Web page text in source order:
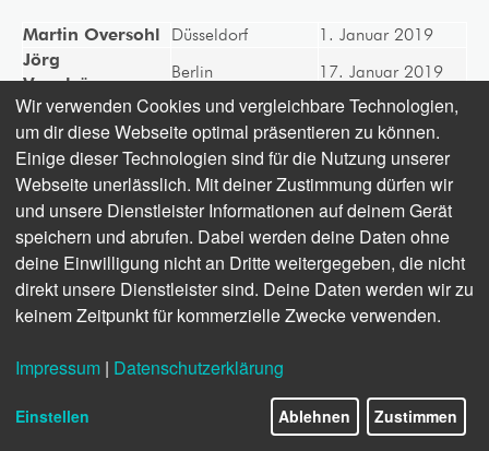
Martin Oversohl Düsseldorf
1. Januar 2019
Jörg
Vogelsänger
Berlin
17. Januar 2019
Elena-Wassilewa
Lalowa
1. April 2019
Jutta Steinhoff
Berlin
1. Mai 2019
Andrea
Barthelemy
Berlin
1. Juni 2019
Frank
Christiansen
Düsseldorf
1. August 2019
Holger Goepel
Berlin 1. Dezember 2019
Wir verwenden Cookies und vergleichbare Technologien,
um dir diese Webseite optimal präsentieren zu können.
Einige dieser Technologien sind für die Nutzung unserer
Webseite unerlässlich. Mit deiner Zustimmung dürfen wir
und unsere Dienstleister Informationen auf deinem Gerät
speichern und abrufen. Dabei werden deine Daten ohne
deine Einwilligung nicht an Dritte weitergegeben, die nicht
direkt unsere Dienstleister sind. Deine Daten werden wir zu
keinem Zeitpunkt für kommerzielle Zwecke verwenden.
Impressum | Datenschutzerklärung
Einstellen Ablehnen Zustimmen